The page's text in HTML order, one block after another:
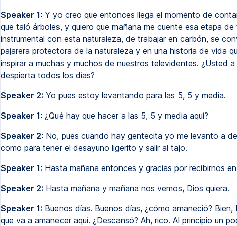
Speaker 1: Y yo creo que entonces llega el momento de
que taló árboles, y quiero que mañana me cuente esa etapa de
instrumental con esta naturaleza, de trabajar en carbón, se
pajarera protectora de la naturaleza y en una historia de vida
inspirar a muchas y muchos de nuestros televidentes. ¿Usted a
despierta todos los días?
Speaker 2: Yo pues estoy levantando para las 5, 5 y media.
Speaker 1: ¿Qué hay que hacer a las 5, 5 y media aquí?
Speaker 2: No, pues cuando hay gentecita yo me levanto a
como para tener el desayuno ligerito y salir al tajo.
Speaker 1: Hasta mañana entonces y gracias por recibirnos
Speaker 2: Hasta mañana y mañana nos vemos, Dios quiera.
Speaker 1: Buenos días. Buenos días, ¿cómo amaneció? Bien,
que va a amanecer aquí. ¿Descansó? Ah, rico. Al principio un